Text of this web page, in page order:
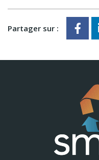
Partager sur :